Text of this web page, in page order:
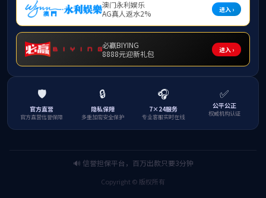
为加强学生们电商直播与农业营销实践技能，
必赢3003no1线路检测中心电商基地实践团成员参
电商实践团成员充分利用学院电商基地实训
容县糯米饼、糖环等产品。实践团成员轮番上阵
分组合作，深入了解直播电商的运作模式，掌握
的一部分，也是文化推广与助农活动的结合。
通过此次电商直播实践活动，学生借此将专
感。推动了乡村产业数字化转型，为乡村振兴注入